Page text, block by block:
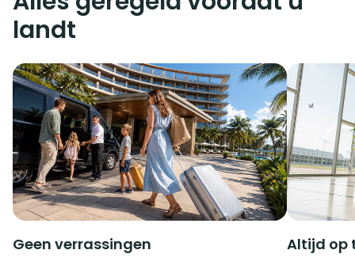
landt
Geen verrassingen Altijd op